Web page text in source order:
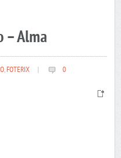
– Alma
,FOTERIX 0